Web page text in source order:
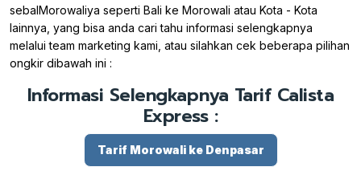
sebalMorowaliya seperti Bali ke Morowali atau Kota - Kota
lainnya, yang bisa anda cari tahu informasi selengkapnya
melalui team marketing kami, atau silahkan cek beberapa pilihan
ongkir dibawah ini :
Informasi Selengkapnya Tarif Calista
Express :
Tarif Morowali ke Denpasar